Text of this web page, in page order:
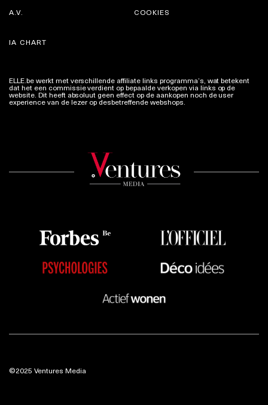
A.V.
IA CHART
COOKIES
ELLE.be werkt met verschillende affiliate links programma’s, wat betekent
dat het een commissie verdient op bepaalde verkopen via links op de
website. Dit heeft absoluut geen effect op de aankopen noch de user
experience van de lezer op desbetreffende webshops.
©2025 Ventures Media